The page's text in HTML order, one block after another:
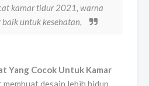
kamar tidur 2021, warna
untuk kesehatan,
Yang Cocok Untuk Kamar
membuat desain lebih hidup.